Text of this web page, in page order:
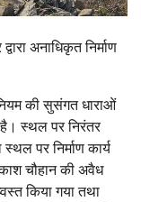
अनाधिकृत निर्माण
की सुसंगत धाराओं
है। स्थल पर निरंतर
स्थल पर निर्माण कार्य
चौहान की अवैध
किया गया तथा